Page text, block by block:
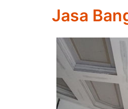
Jasa